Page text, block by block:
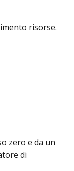
risorse.
zero e da un
di